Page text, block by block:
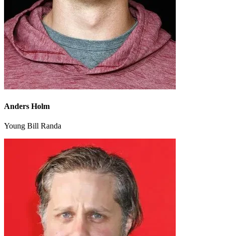
Anders Holm
Young Bill Randa